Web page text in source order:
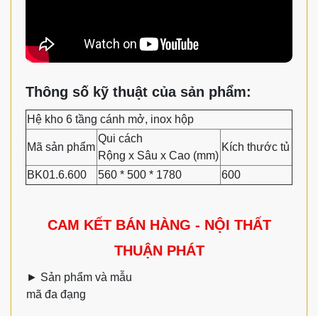
Thông số kỹ thuật của sản phẩm:
Hệ kho 6 tầng cánh mở, inox hộp
Mã sản phẩm
Qui cách
Rộng x Sâu x Cao (mm)
Kích thước tủ
BK01.6.600 560 * 500 * 1780 600
CAM KẾT BÁN HÀNG - NỘI THẤT
THUẬN PHÁT
► Sản phẩm và mẫu
mã đa đạng